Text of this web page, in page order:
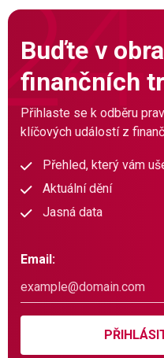
Buďte v
finančních
Přihlaste se k odběru
klíčových událostí z
Přehled, který vám
Aktuální dění
Jasná data
Email: